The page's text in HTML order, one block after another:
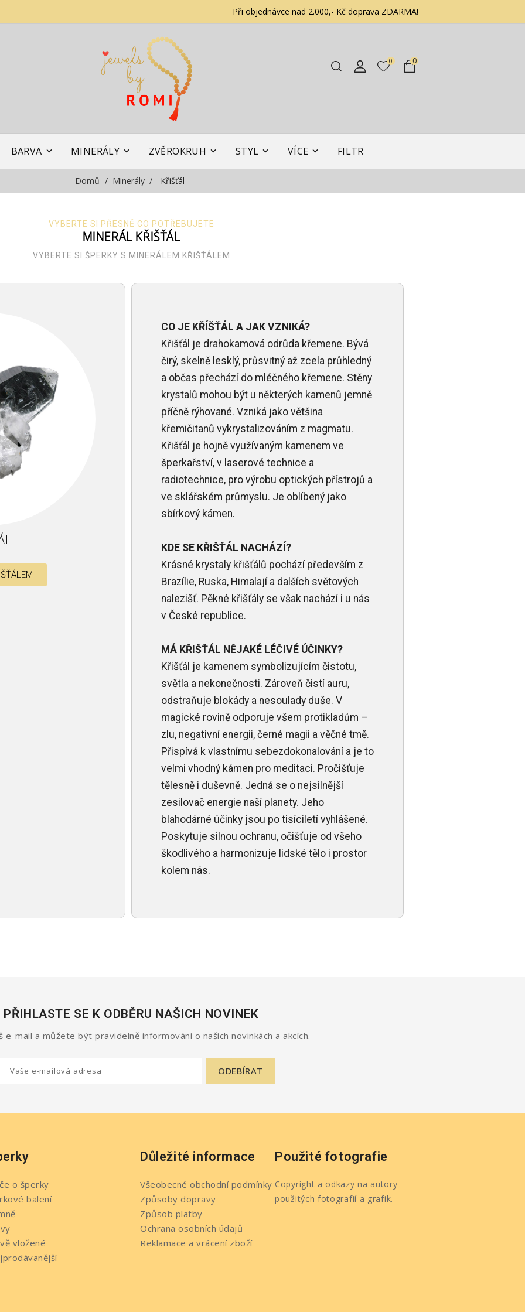
Při objednávce nad 2.000,- Kč doprava ZDARMA!
0
0
BARVA MINERÁLY ZVĚROKRUH STYL VÍCE FILTR
Domů Minerály Křišťál
VYBERTE SI PŘESNĚ CO POTŘEBUJETE
MINERÁL KŘIŠŤÁL
VYBERTE SI ŠPERKY S MINERÁLEM KŘIŠŤÁLEM
CO JE KŘÍŠŤÁL A JAK VZNIKÁ?
Křišťál je drahokamová odrůda křemene. Bývá
čirý, skelně lesklý, průsvitný až zcela průhledný
a občas přechází do mléčného křemene. Stěny
krystalů mohou být u některých kamenů jemně
příčně rýhované. Vzniká jako většina
křemičitanů vykrystalizováním z magmatu.
Křišťál je hojně využívaným kamenem ve
šperkařství, v laserové technice a
radiotechnice, pro výrobu optických přístrojů a
ve sklářském průmyslu. Je oblíbený jako
sbírkový kámen.
KDE SE KŘIŠŤÁL NACHÁZÍ?
Krásné krystaly křišťálů pochází především z
Brazílie, Ruska, Himalají a dalších světových
nalezišť. Pěkné křišťály se však nachází i u nás
v České republice.
MÁ KŘIŠŤÁL NĚJAKÉ LÉČIVÉ ÚČINKY?
Křišťál je kamenem symbolizujícím čistotu,
světla a nekonečnosti. Zároveň čistí auru,
odstraňuje blokády a nesoulady duše. V
magické rovině odporuje všem protikladům –
zlu, negativní energii, černé magii a věčné tmě.
Přispívá k vlastnímu sebezdokonalování a je to
velmi vhodný kámen pro meditaci. Pročišťuje
tělesně i duševně. Jedná se o nejsilnější
zesilovač energie naší planety. Jeho
blahodárné účinky jsou po tisíciletí vyhlášené.
Poskytuje silnou ochranu, očišťuje od všeho
škodlivého a harmonizuje lidské tělo i prostor
kolem nás.
PŘIHLASTE SE K ODBĚRU NAŠICH NOVINEK
e-mail a můžete být pravidelně informování o našich novinkách a akcích.
o šperky
balení
vložené
Důležité informace
Všeobecné obchodní podmínky
Způsoby dopravy
Způsob platby
Ochrana osobních údajů
Reklamace a vrácení zboží
Použité fotografie
Copyright a odkazy na autory
použitých fotografií a grafik.